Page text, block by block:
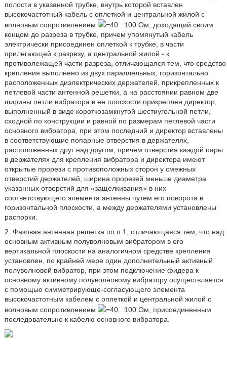
полости в указанной трубке, внутрь которой вставлен
высокочастотный кабель с оплеткой и центральной жилой с
волновым сопротивлением
=40...100 Ом, доходящий своим
концом до разреза в трубке, причем упомянутый кабель
электрически присоединен оплеткой к трубке, в части
прилегающей к разрезу, а центральной жилой - к
противолежащей части разреза, отличающаяся тем, что средство
крепления выполнено из двух параллельных, горизонтально
расположенных диэлектрических держателей, прикрепленных к
петлевой части антенной решетки, а на расстоянии равном две
ширины петли вибратора в ее плоскости прикреплен директор,
выполненный в виде короткозамкнутой шестиугольной петли,
сходной по конструкции и равной по размерам петлевой части
основного вибратора, при этом последний и директор вставлены
в соответствующие попарные отверстия в держателях,
расположенных друг над другом, причем отверстия каждой пары
в держателях для крепления вибратора и директора имеют
открытые прорези с противоположных сторон у смежных
отверстий держателей, ширина прорезей меньше диаметра
указанных отверстий для «защелкивания» в них
соответствующего элемента антенны путем его поворота в
горизонтальной плоскости, а между держателями установлены
распорки.
2. Фазовая антенная решетка по п.1, отличающаяся тем, что над
основным активным полуволновым вибратором в его
вертикальной плоскости на аналогичном средстве крепления
установлен, по крайней мере один дополнительный активный
полуволновой вибратор, при этом подключение фидера к
основному активному полуволновому вибратору осуществляется
с помощью симметрирующе-согласующего элемента
высокочастотным кабелем с оплеткой и центральной жилой с
волновым сопротивлением
=40...100 Ом, присоединенным
последовательно к кабелю основного вибратора.